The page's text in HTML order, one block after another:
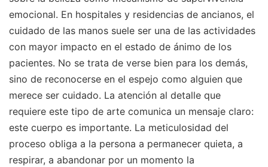
emocional. En hospitales y residencias de ancianos, el
cuidado de las manos suele ser una de las actividades
con mayor impacto en el estado de ánimo de los
pacientes. No se trata de verse bien para los demás,
sino de reconocerse en el espejo como alguien que
merece ser cuidado. La atención al detalle que
requiere este tipo de arte comunica un mensaje claro:
este cuerpo es importante. La meticulosidad del
proceso obliga a la persona a permanecer quieta, a
respirar, a abandonar por un momento la